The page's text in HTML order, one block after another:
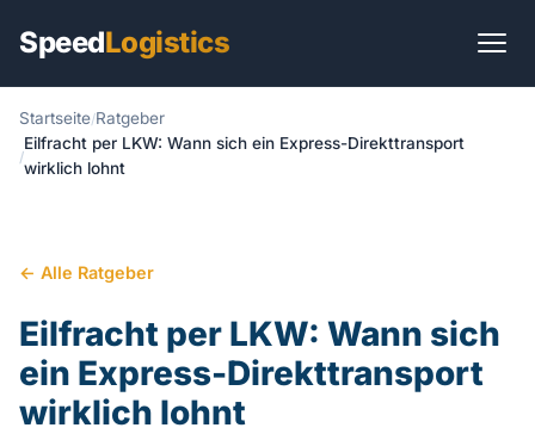
SpeedLogistics
Start
Transportarten
Sendungen
International
Startseite Ratgeber
Eilfracht per LKW: Wann sich ein Express-Direkttransport
wirklich lohnt
← Alle Ratgeber
Eilfracht per LKW: Wann sich
ein Express-Direkttransport
wirklich lohnt